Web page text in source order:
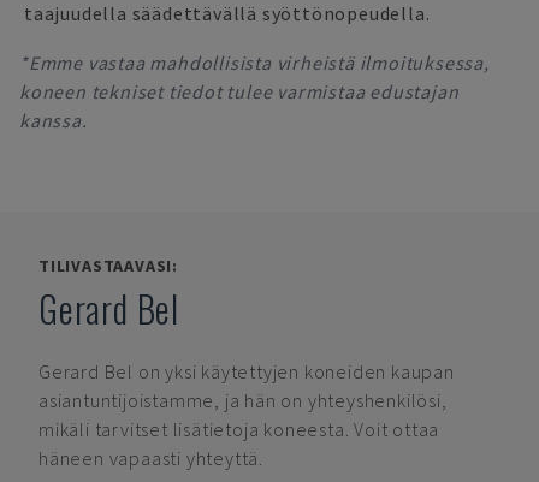
taajuudella säädettävällä syöttönopeudella.
*Emme vastaa mahdollisista virheistä ilmoituksessa,
koneen tekniset tiedot tulee varmistaa edustajan
kanssa.
TILIVASTAAVASI:
Gerard Bel
Gerard Bel on yksi käytettyjen koneiden kaupan
asiantuntijoistamme, ja hän on yhteyshenkilösi,
mikäli tarvitset lisätietoja koneesta. Voit ottaa
häneen vapaasti yhteyttä.